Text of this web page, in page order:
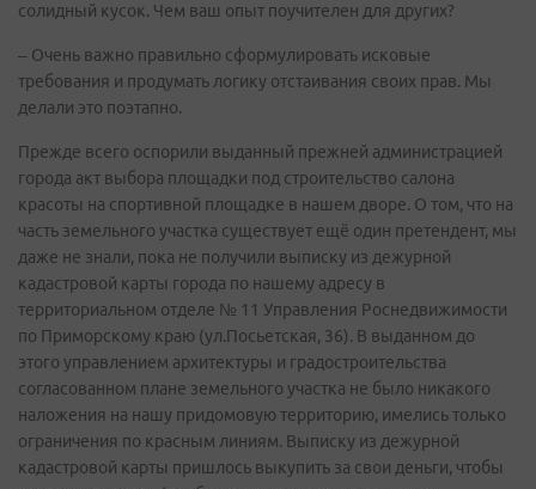
солидный кусок. Чем ваш опыт поучителен для других?
– Очень важно правильно сформулировать исковые
требования и продумать логику отстаивания своих прав. Мы
делали это поэтапно.
Прежде всего оспорили выданный прежней администрацией
города акт выбора площадки под строительство салона
красоты на спортивной площадке в нашем дворе. О том, что на
часть земельного участка существует ещё один претендент, мы
даже не знали, пока не получили выписку из дежурной
кадастровой карты города по нашему адресу в
территориальном отделе № 11 Управления Роснедвижимости
по Приморскому краю (ул.Посьетская, 36). В выданном до
этого управлением архитектуры и градостроительства
согласованном плане земельного участка не было никакого
наложения на нашу придомовую территорию, имелись только
ограничения по красным линиям. Выписку из дежурной
кадастровой карты пришлось выкупить за свои деньги, чтобы